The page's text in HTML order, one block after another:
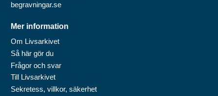
begravningar.se
Mer information
Om Livsarkivet
Så här gör du
Frågor och svar
Till Livsarkivet
Sekretess, villkor, säkerhet